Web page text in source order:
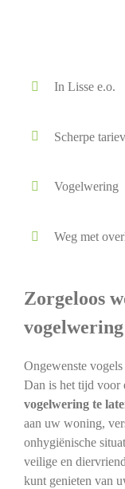
In Lisse e.o.
Scherpe
Vogelwering
Weg met
Zorgeloos
vogelwering
Ongewenste
Dan is het tijd voor
vogelwering te
aan uw woning,
onhygiënische
veilige en
kunt genieten van